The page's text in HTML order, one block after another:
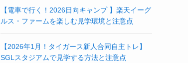
【電車で行く！2026日向キャンプ 】楽天イーグ
ルス・ファームを楽しむ見学環境と注意点
【2026年1月！タイガース新人合同自主トレ】
SGLスタジアムで見学する方法と注意点